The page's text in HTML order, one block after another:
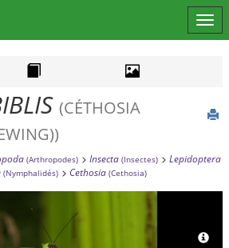
le
(CÉTHOSIA
(Arthropodes) Insecta (Insectes) Lepidoptera
(Nymphalidés) Cethosia (Cethosia)